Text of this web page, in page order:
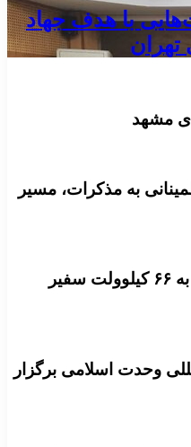
با هدف جهاد
تهران
مشهد
به مذکرات، مسیر
پروژه پست و خط انتقال ۲۳۰ به ۶۶ کیلوولت سفیر
وحدت اسلامی برگزار